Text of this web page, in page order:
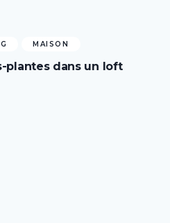
MAISON
plantes dans un loft